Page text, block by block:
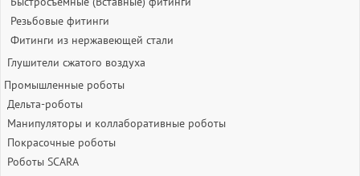
Резьбовые фитинги
Фитинги из нержавеющей стали
Глушители сжатого воздуха
Промышленные роботы
Дельта-роботы
Манипуляторы и коллаборативные роботы
Покрасочные роботы
Роботы SCARA